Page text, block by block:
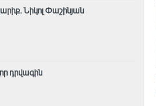
Նիկոլ Փաշինյան
դրվագին